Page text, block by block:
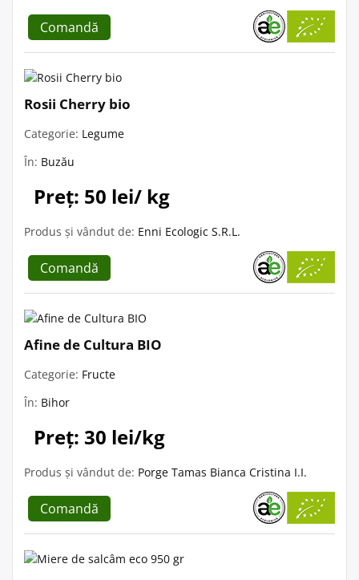
Comandă
Rosii Cherry bio
Categorie: Legume
În: Buzău
Preț: 50 lei/ kg
Produs și vândut de: Enni Ecologic S.R.L.
Comandă
Afine de Cultura BIO
Categorie: Fructe
În: Bihor
Preț: 30 lei/kg
Produs și vândut de: Porge Tamas Bianca Cristina I.I.
Comandă